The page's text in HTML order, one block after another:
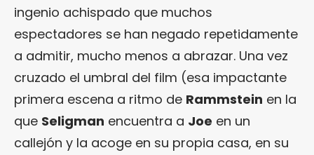
ingenio achispado que muchos
espectadores se han negado repetidamente
a admitir, mucho menos a abrazar. Una vez
cruzado el umbral del film (esa impactante
primera escena a ritmo de Rammstein en la
que Seligman encuentra a Joe en un
callejón y la acoge en su propia casa, en su